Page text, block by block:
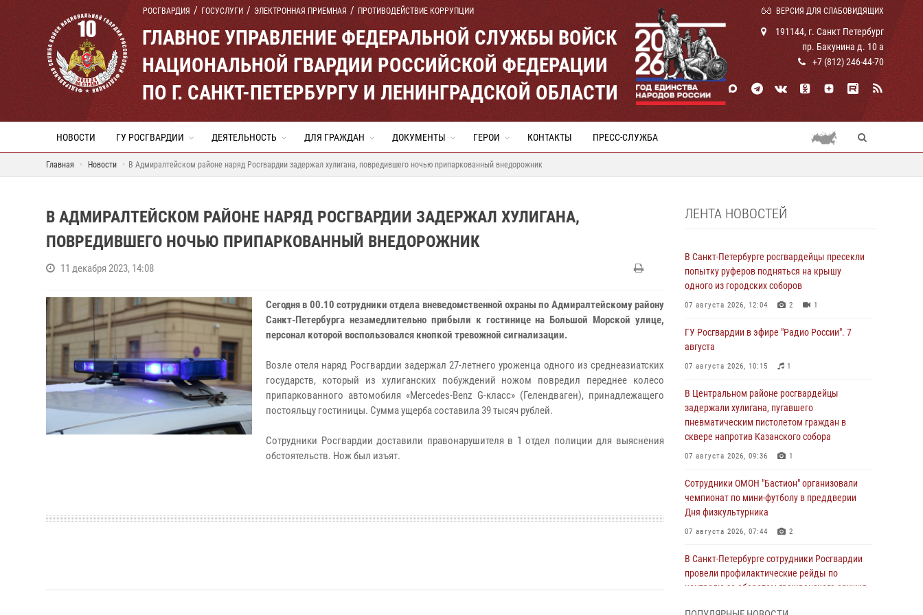
РОСГВАРДИЯ ГОСУСЛУГИ ЭЛЕКТРОННАЯ ПРИЕМНАЯ ПРОТИВОДЕЙСТВИЕ КОРРУПЦИИ ВЕРСИЯ ДЛЯ СЛАБОВИДЯЩИХ
ГЛАВНОЕ УПРАВЛЕНИЕ ФЕДЕРАЛЬНОЙ СЛУЖБЫ ВОЙСК
НАЦИОНАЛЬНОЙ ГВАРДИИ РОССИЙСКОЙ ФЕДЕРАЦИИ
ПО Г. САНКТ-ПЕТЕРБУРГУ И ЛЕНИНГРАДСКОЙ ОБЛАСТИ
191144, г. Санкт Петербург
пр. Бакунина д. 10 а
+7 (812) 246-44-70
НОВОСТИ ГУ РОСГВАРДИИ ДЕЯТЕЛЬНОСТЬ ДЛЯ ГРАЖДАН ДОКУМЕНТЫ ГЕРОИ КОНТАКТЫ ПРЕСС-СЛУЖБА
Главная Новости В Адмиралтейском районе наряд Росгвардии задержал хулигана, повредившего ночью припаркованный внедорожник
В АДМИРАЛТЕЙСКОМ РАЙОНЕ НАРЯД РОСГВАРДИИ ЗАДЕРЖАЛ ХУЛИГАНА,
ПОВРЕДИВШЕГО НОЧЬЮ ПРИПАРКОВАННЫЙ ВНЕДОРОЖНИК
11 декабря 2023, 14:08
Сегодня в 00.10 сотрудники отдела вневедомственной охраны по Адмиралтейскому району
Санкт-Петербурга незамедлительно прибыли к гостинице на Большой Морской улице,
персонал которой воспользовался кнопкой тревожной сигнализации.
Возле отеля наряд Росгвардии задержал 27-летнего уроженца одного из среднеазиатских
государств, который из хулиганских побуждений ножом повредил переднее колесо
припаркованного автомобиля «Mercedes-Benz G-класс» (Гелендваген), принадлежащего
постояльцу гостиницы. Сумма ущерба составила 39 тысяч рублей.
Сотрудники Росгвардии доставили правонарушителя в 1 отдел полиции для выяснения
обстоятельств. Нож был изъят.
ЛЕНТА НОВОСТЕЙ
В Санкт-Петербурге росгвардейцы пресекли
попытку руферов подняться на крышу
одного из городских соборов
07 августа 2026, 12:04 2 1
ГУ Росгвардии в эфире "Радио России". 7
августа
07 августа 2026, 10:15 1
В Центральном районе росгвардейцы
задержали хулигана, пугавшего
пневматическим пистолетом граждан в
сквере напротив Казанского собора
07 августа 2026, 09:36 1
Сотрудники ОМОН "Бастион" организовали
чемпионат по мини-футболу в преддверии
Дня физкультурника
07 августа 2026, 07:44 2
В Санкт-Петербурге сотрудники Росгвардии
провели профилактические рейды по
контролю за оборотом гражданского оружия